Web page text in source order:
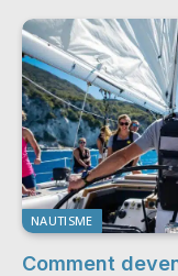
NAUTISME
Comment